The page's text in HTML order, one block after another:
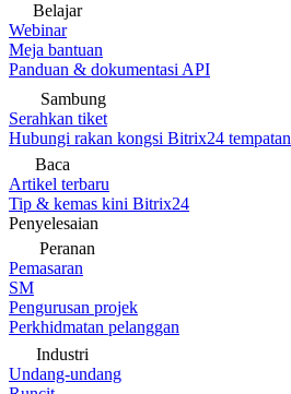
Belajar
Webinar
Meja bantuan
Panduan & dokumentasi API
Sambung
Serahkan tiket
Hubungi rakan kongsi Bitrix24 tempatan
Baca
Artikel terbaru
Tip & kemas kini Bitrix24
Penyelesaian
Peranan
Pemasaran
SM
Pengurusan projek
Perkhidmatan pelanggan
Industri
Undang-undang